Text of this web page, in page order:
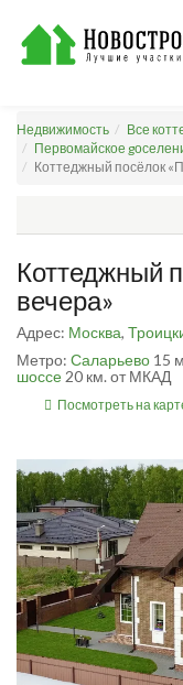
Недвижимость Все
Первомайское
Коттеджный посёлок
Коттеджный
вечера»
Адрес: Москва,
Метро: Саларьево 15
шоссе 20 км. от МКАД
Посмотреть на